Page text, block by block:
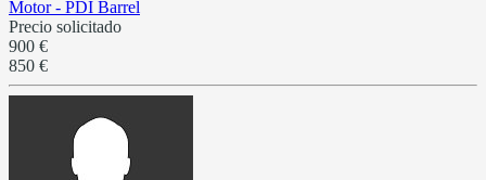
Motor - PDI Barrel
Precio solicitado
900 €
850 €